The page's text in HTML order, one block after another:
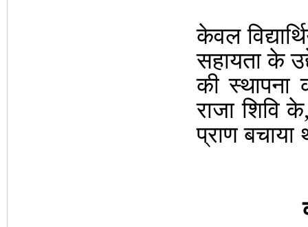
केवल
सहायता के
की
राजा शिवि
प्राण